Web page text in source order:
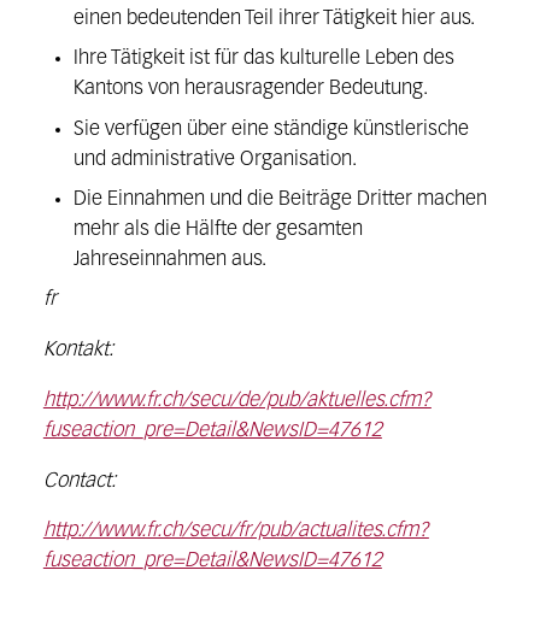
einen bedeutenden Teil ihrer Tätigkeit hier aus.
Ihre Tätigkeit ist für das kulturelle Leben des
Kantons von herausragender Bedeutung.
Sie verfügen über eine ständige künstlerische
und administrative Organisation.
Die Einnahmen und die Beiträge Dritter machen
mehr als die Hälfte der gesamten
Jahreseinnahmen aus.
fr
Kontakt:
http://www.fr.ch/secu/de/pub/aktuelles.cfm?
fuseaction_pre=Detail&NewsID=47612
Contact:
http://www.fr.ch/secu/fr/pub/actualites.cfm?
fuseaction_pre=Detail&NewsID=47612